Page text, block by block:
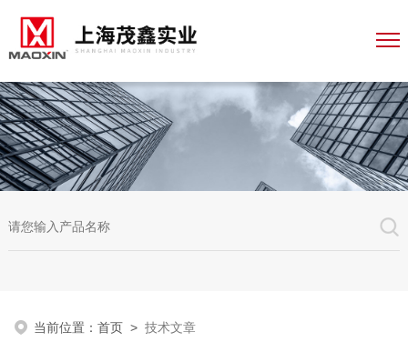
当前位置：首页 >技术文章